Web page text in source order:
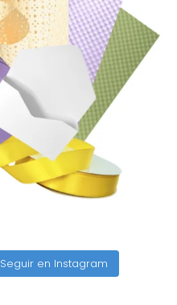
Seguir en Instagram